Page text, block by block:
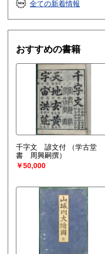
全ての新着情報
おすすめの書籍
千字文 諺文付
（学古堂
書 周興嗣撰）
￥50,000